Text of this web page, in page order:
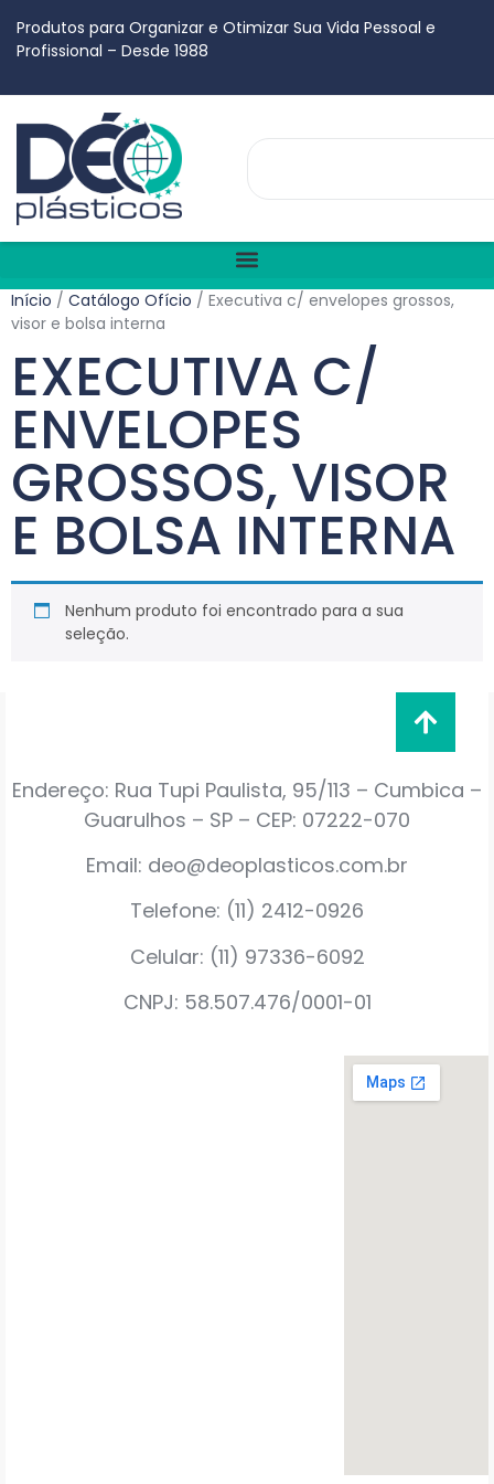
Produtos para Organizar e Otimizar Sua Vida Pessoal e
Profissional – Desde 1988
Início / Catálogo Ofício / Executiva c/ envelopes grossos,
visor e bolsa interna
EXECUTIVA C/
ENVELOPES
GROSSOS, VISOR
E BOLSA INTERNA
Nenhum produto foi encontrado para a sua
seleção.
Endereço: Rua Tupi Paulista, 95/113 – Cumbica –
Guarulhos – SP – CEP: 07222-070
Email: deo@deoplasticos.com.br
Telefone: (11) 2412-0926
Celular: (11) 97336-6092
CNPJ: 58.507.476/0001-01